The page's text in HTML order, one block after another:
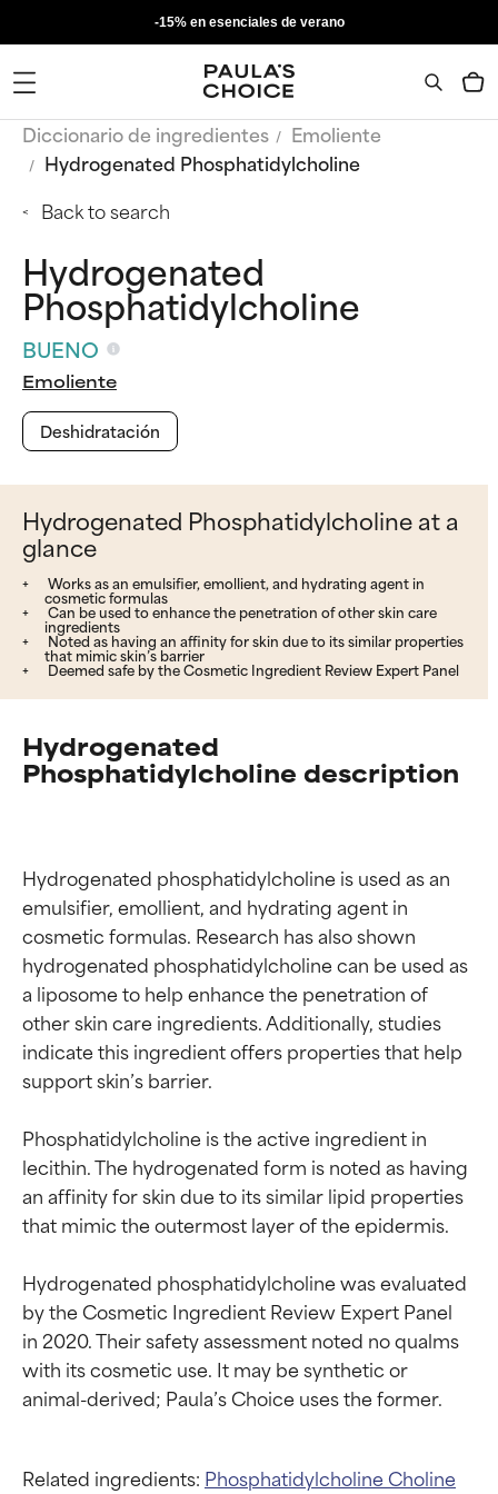
-15% en esenciales de verano
Diccionario de ingredientes
Emoliente
Hydrogenated Phosphatidylcholine
Back to search
Hydrogenated
Phosphatidylcholine
BUENO
Emoliente
Deshidratación
Hydrogenated Phosphatidylcholine at a
glance
Works as an emulsifier, emollient, and hydrating agent in
cosmetic formulas
Can be used to enhance the penetration of other skin care
ingredients
Noted as having an affinity for skin due to its similar properties
that mimic skin’s barrier
Deemed safe by the Cosmetic Ingredient Review Expert Panel
Hydrogenated
Phosphatidylcholine description
Hydrogenated phosphatidylcholine is used as an
emulsifier, emollient, and hydrating agent in
cosmetic formulas. Research has also shown
hydrogenated phosphatidylcholine can be used as
a liposome to help enhance the penetration of
other skin care ingredients. Additionally, studies
indicate this ingredient offers properties that help
support skin’s barrier.
Phosphatidylcholine is the active ingredient in
lecithin. The hydrogenated form is noted as having
an affinity for skin due to its similar lipid properties
that mimic the outermost layer of the epidermis.
Hydrogenated phosphatidylcholine was evaluated
by the Cosmetic Ingredient Review Expert Panel
in 2020. Their safety assessment noted no qualms
with its cosmetic use. It may be synthetic or
Related ingredients: PhosphatidylcholineCholine